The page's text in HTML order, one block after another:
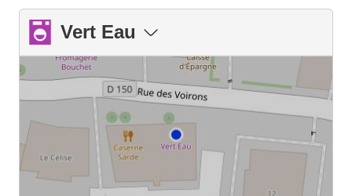
Vert Eau